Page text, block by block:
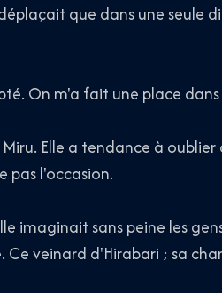
que dans une seule
On m'a fait une place
Elle a tendance à
pas l'occasion.
imaginait sans peine les
veinard d'Hirabari ; sa